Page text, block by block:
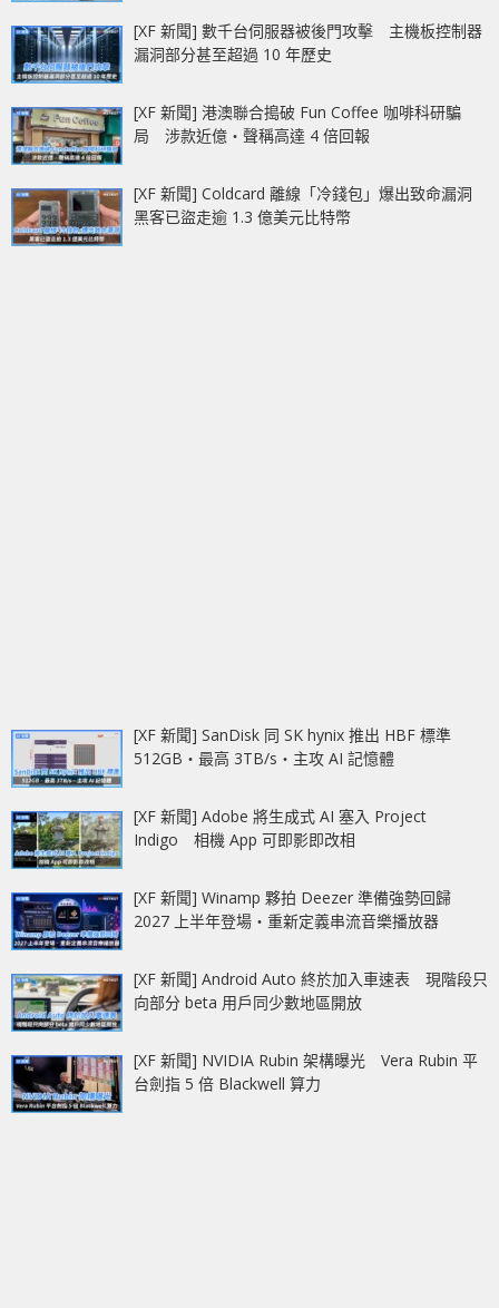
[XF 新聞] 數千台伺服器被後門攻擊 主機板控制器
漏洞部分甚至超過 10 年歷史
[XF 新聞] 港澳聯合搗破 Fun Coffee 咖啡科研騙
局 涉款近億‧聲稱高達 4 倍回報
[XF 新聞] Coldcard 離線「冷錢包」爆出致命漏洞
黑客已盜走逾 1.3 億美元比特幣
[XF 新聞] SanDisk 同 SK hynix 推出 HBF 標準
512GB‧最高 3TB/s‧主攻 AI 記憶體
[XF 新聞] Adobe 將生成式 AI 塞入 Project
Indigo 相機 App 可即影即改相
[XF 新聞] Winamp 夥拍 Deezer 準備強勢回歸
2027 上半年登場‧重新定義串流音樂播放器
[XF 新聞] Android Auto 終於加入車速表 現階段只
向部分 beta 用戶同少數地區開放
[XF 新聞] NVIDIA Rubin 架構曝光 Vera Rubin 平
台劍指 5 倍 Blackwell 算力